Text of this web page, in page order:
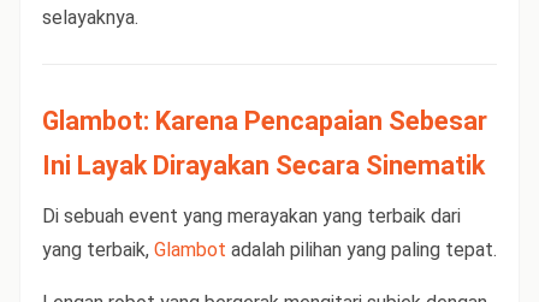
selayaknya.
Glambot: Karena Pencapaian Sebesar
Ini Layak Dirayakan Secara Sinematik
Di sebuah event yang merayakan yang terbaik dari
yang terbaik, Glambot adalah pilihan yang paling tepat.